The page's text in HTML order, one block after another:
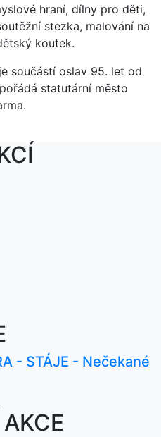
hraní, dílny pro děti,
stezka, malování na
koutek.
součástí oslav 95. let od
statutární město
- STÁJE - Nečekané